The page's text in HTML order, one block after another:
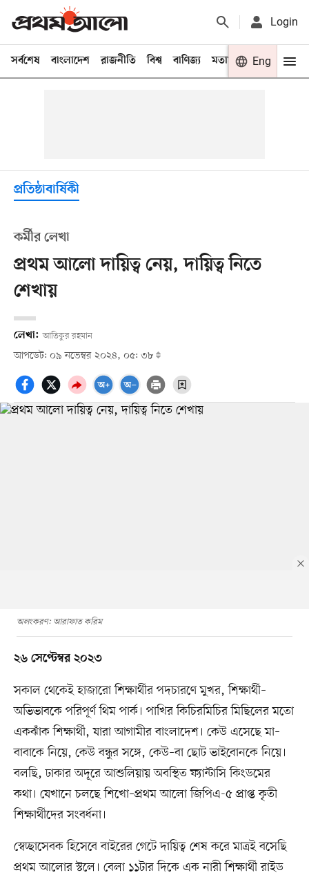
Login
সর্বশেষ বাংলাদেশ রাজনীতি বিশ্ব বাণিজ্য মতামত খেলা
Eng
প্রতিষ্ঠাবার্ষিকী
কর্মীর লেখা
প্রথম আলো দায়িত্ব নেয়, দায়িত্ব নিতে
শেখায়
লেখা: আতিকুর রহমান
আপডেট: ০৯ নভেম্বর ২০২৪, ০৫: ৩৮
অলংকরণ: আরাফাত করিম
২৬ সেপ্টেম্বর ২০২৩
সকাল থেকেই হাজারো শিক্ষার্থীর পদচারণে মুখর, শিক্ষার্থী–
অভিভাবকে পরিপূর্ণ থিম পার্ক। পাখির কিচিরমিচির মিছিলের মতো
একঝাঁক শিক্ষার্থী, যারা আগামীর বাংলাদেশ। কেউ এসেছে মা–
বাবাকে নিয়ে, কেউ বন্ধুর সঙ্গে, কেউ–বা ছোট ভাইবোনকে নিয়ে।
বলছি, ঢাকার অদূরে আশুলিয়ায় অবস্থিত ফ্যান্টাসি কিংডমের
কথা। যেখানে চলছে শিখো–প্রথম আলো জিপিএ-৫ প্রাপ্ত কৃতী
শিক্ষার্থীদের সংবর্ধনা।
স্বেচ্ছাসেবক হিসেবে বাইরের গেটে দায়িত্ব শেষ করে মাত্রই বসেছি
প্রথম আলোর স্টলে। বেলা ১১টার দিকে এক নারী শিক্ষার্থী রাইড